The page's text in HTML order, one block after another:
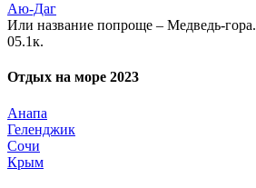
Аю-Даг
Или название попроще – Медведь-гора.
05.1к.
Отдых на море 2023
Анапа
Геленджик
Сочи
Крым